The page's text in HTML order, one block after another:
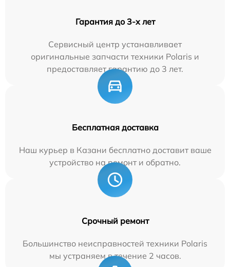
Гарантия до 3-х лет
Сервисный центр устанавливает
оригинальные запчасти техники Polaris и
предоставляет гарантию до 3 лет.
Бесплатная доставка
Наш курьер в Казани бесплатно доставит ваше
устройство на ремонт и обратно.
Срочный ремонт
Большинство неисправностей техники Polaris
мы устраняем в течение 2 часов.